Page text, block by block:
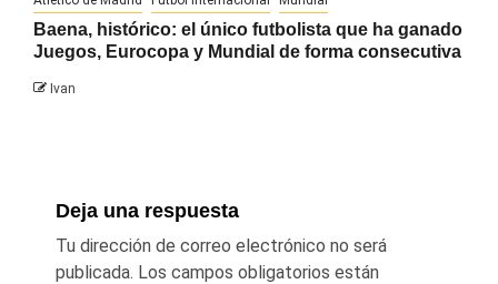
Baena, histórico: el único futbolista que ha ganado
Juegos, Eurocopa y Mundial de forma consecutiva
Ivan
Deja una respuesta
Tu dirección de correo electrónico no será
publicada. Los campos obligatorios están